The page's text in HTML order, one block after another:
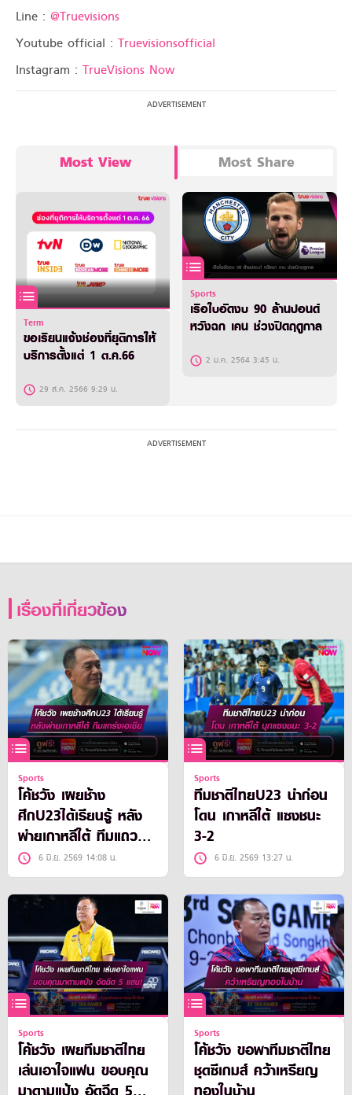
Line : @Truevisions
Youtube official : Truevisionsofficial
Instagram : TrueVisions Now
Most View Most Share
Term
ขอเรียนแจ้งช่องที่ยุติการให้
บริการตั้งแต่ 1 ต.ค.66
29 ส.ค. 2566 9:29 น.
Sports
เรือใบอัดงบ 90 ล้านปอนด์
หวังฉก เคน ช่วงปิดฤดูกาล
2 ม.ค. 2564 3:45 น.
เรื่องที่เกี่ยวข้อง
Sports
โค้ชวัง เผยช้าง
ศึกU23ได้เรียนรู้ หลัง
พ่ายเกาหลีใต้ ทีมแถว
หน้าเอเชีย
6 มิ.ย. 2569 14:08 น.
Sports
ทีมชาติไทยU23 นำก่อน
โดน เกาหลีใต้ แซงชนะ
3-2
6 มิ.ย. 2569 13:27 น.
Sports
โค้ชวัง เผยทีมชาติไทย
เล่นเอาใจแฟน ขอบคุณ
Sports
โค้ชวัง ขอพาทีมชาติไทย
ชุดซีเกมส์ คว้าเหรียญ